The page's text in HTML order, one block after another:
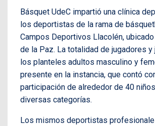
Básquet UdeC impartió una clínica
los deportistas de la rama de
Campos Deportivos Llacolén,
de la Paz. La totalidad de jugadores y
los planteles adultos masculino y
presente en la instancia, que contó
participación de alrededor de 40
diversas categorías.
Los mismos deportistas